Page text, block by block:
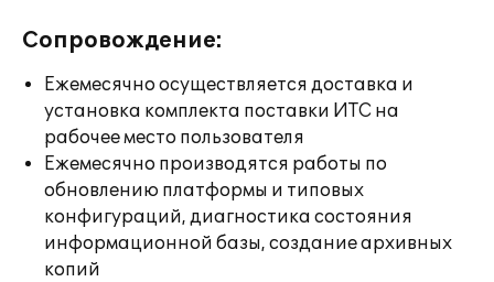
Сопровождение:
Ежемесячно осуществляется доставка и
установка комплекта поставки ИТС на
рабочее место пользователя
Ежемесячно производятся работы по
обновлению платформы и типовых
конфигураций, диагностика состояния
информационной базы, создание архивных
копий